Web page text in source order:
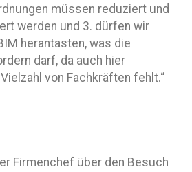
müssen reduziert und
werden und 3. dürfen wir
herantasten, was die
darf, da auch hier
von Fachkräften fehlt.“
Firmenchef über den Besuch